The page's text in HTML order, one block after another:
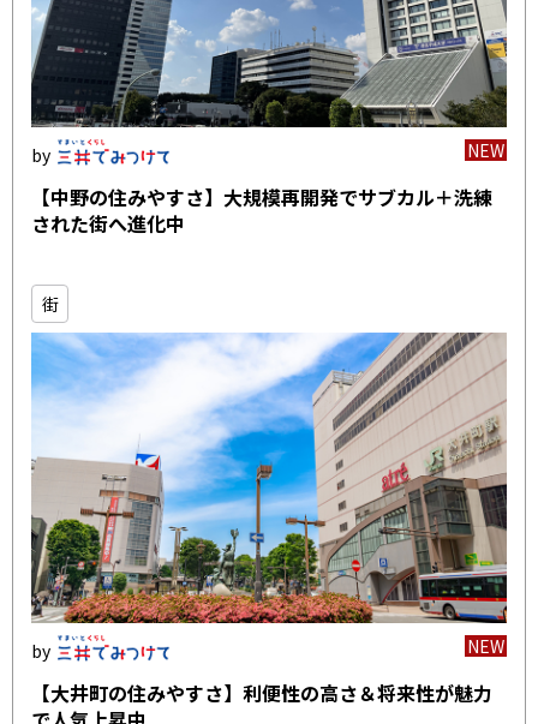
NEW
【中野の住みやすさ】大規模再開発でサブカル＋洗練
された街へ進化中
街
NEW
【大井町の住みやすさ】利便性の高さ＆将来性が魅力